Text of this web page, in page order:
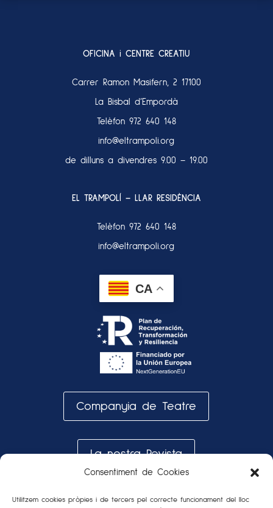
Consentiment de Cookies
Utilitzem cookies pròpies i de tercers pel correcte funcionament del lloc
OFICINA i CENTRE CREATIU
Carrer Ramon Masifern, 2 17100
La Bisbal d’Empordà
Telèfon 972 640 148
info@eltrampoli.org
de dilluns a divendres 9.00 – 19.00
EL TRAMPOLÍ – LLAR RESIDÈNCIA
Telèfon 972 640 148
info@eltrampoli.org
CA
Companyia de Teatre
La nostra Revista
Galeria de fotos